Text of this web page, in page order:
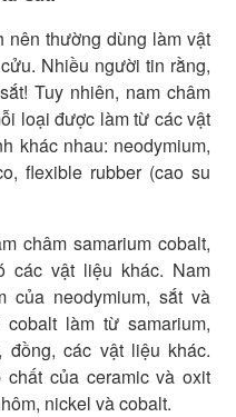
thường dùng làm vật
Nhiều người tin rằng,
Tuy nhiên, nam châm
loại được làm từ các vật
khác nhau: neodymium,
flexible rubber (cao su
châm samarium cobalt,
các vật liệu khác. Nam
của neodymium, sắt và
làm từ samarium,
các vật liệu khác.
của ceramic và oxit
nickel và cobalt.